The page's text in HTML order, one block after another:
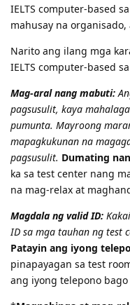
IELTS computer-based
mahusay na
Narito ang ilang mga
IELTS computer-based
Mag-aral nang mabuti:
pagsusulit, kaya
pumunta. Mayroong
mapagkukunan na
pagsusulit. Dumating
ka sa test center nang
na mag-relax at
Magdala ng valid ID:
ID sa mga tauhan ng test
Patayin ang iyong
pinapayagan sa test
ang iyong telepono